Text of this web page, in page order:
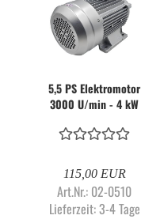
5,5 PS Elektromotor
3000 U/min - 4 kW
RETTER Kolben
Pro und RT5100
115,00 EUR
Art.Nr.: 02-0510
Lieferzeit:3-4 Tage